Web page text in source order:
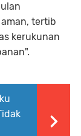
tertib
kerukunan